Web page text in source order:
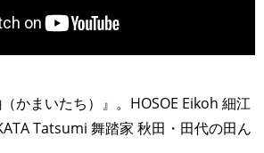
かまいたち）』。HOSOE Eikoh 細江
Tatsumi 舞踏家 秋田・田代の田ん